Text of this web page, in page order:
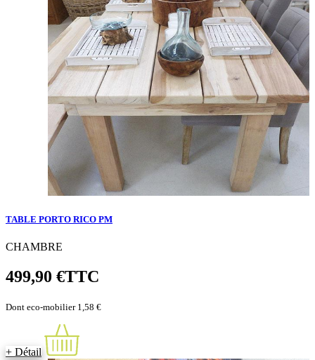
TABLE PORTO RICO PM
CHAMBRE
499,90 €TTC
Dont eco-mobilier 1,58 €
+ Détail